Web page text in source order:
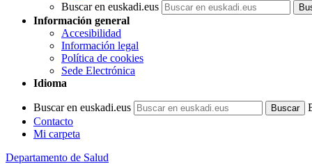
Buscar en euskadi.eus
Información general
Accesibilidad
Información legal
Política de cookies
Sede Electrónica
Idioma
Buscar en euskadi.eus
Contacto
Mi carpeta
Departamento de Salud